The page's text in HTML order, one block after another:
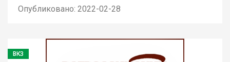
Опубликовано: 2022-02-28
ВКЗ